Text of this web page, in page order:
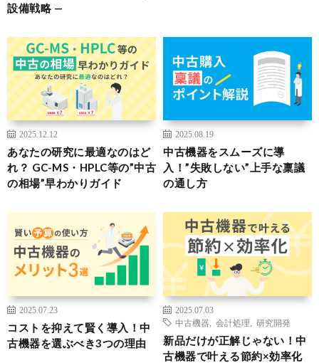
設備戦略 —
2025.12.12
あなたの研究に最適なのはど
れ？ GC-MS・HPLC等の”中古
の相場”早わかりガイド
2025.08.19
中古機器をスムーズに導
入！”失敗しない”上手な稟議
の通し方
2025.07.23
コストを抑えて賢く導入！中
古機器を選ぶべき3つの理由
2025.07.03
中古機器
会計処理 研究開発
新品だけが正解じゃない！中
古機器で叶える節約×効率化